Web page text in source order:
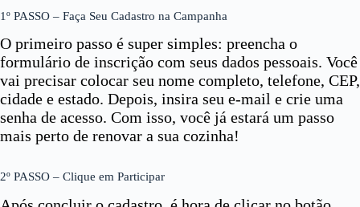
1º PASSO – Faça Seu Cadastro na Campanha
O primeiro passo é super simples: preencha o
formulário de inscrição com seus dados pessoais. Você
vai precisar colocar seu nome completo, telefone, CEP,
cidade e estado. Depois, insira seu e-mail e crie uma
senha de acesso. Com isso, você já estará um passo
mais perto de renovar a sua cozinha!
2º PASSO – Clique em Participar